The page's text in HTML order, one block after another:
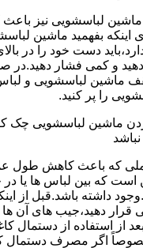
ماشین لباسشویی نیز
بفهمید ماشین
دست خود را در
ماشین لباسشویی و
را پر کنید.
ماشین لباسشویی چک
که باعث کاهش طول
که بین لباس ها یا
داشته باشد.قبل از
قرار دهید،جیب های آن ها
از استفاده از دستمال
خصوصاً اگر مصرف دستمال